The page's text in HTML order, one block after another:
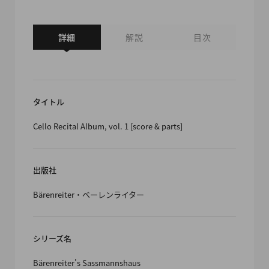
詳細 解説 目次
タイトル
Cello Recital Album, vol. 1 [score & parts]
出版社
Bärenreiter・ベーレンライター
シリーズ名
Bärenreiter's Sassmannshaus